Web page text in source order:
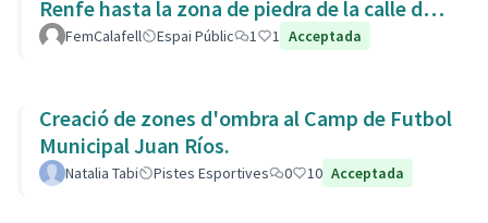
Renfe hasta la zona de piedra de la calle de
L’Estany.
FemCalafell Espai Públic 1 1 Acceptada
Creació de zones d'ombra al Camp de Futbol
Municipal Juan Ríos.
Natalia Tabi Pistes Esportives 0 10 Acceptada